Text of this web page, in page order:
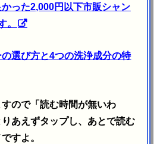
った2,000円以下市販シャン
。
選び方と4つの洗浄成分の特
ので「読む時間が無いわ
あえずタップし、あとで読む
すよ。